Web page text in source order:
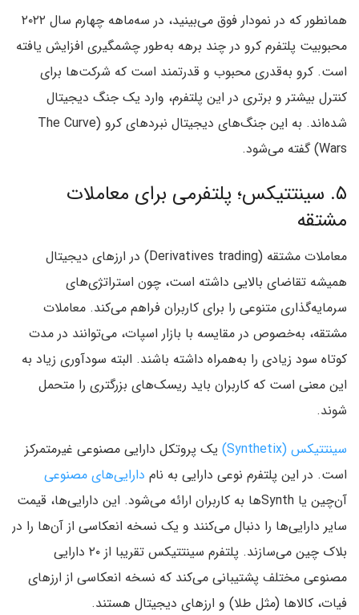
همانطور که در نمودار فوق می‌بینید، در سه‌ماهه چهارم سال ۲۰۲۲
محبوبیت پلتفرم کرو در چند برهه به‌طور چشمگیری افزایش یافته
است. کرو به‌قدری محبوب و قدرتمند است که شرکت‌ها برای
کنترل بیشتر و برتری در این پلتفرم، وارد یک جنگ دیجیتال
شده‌‌اند. به این جنگ‌های دیجیتال نبردهای کرو (The Curve
Wars) گفته می‌شود.
۵. سینتتیکس؛ پلتفرمی برای معاملات
مشتقه
معاملات مشتقه (Derivatives trading) در ارزهای دیجیتال
همیشه تقاضای بالایی داشته است، چون استراتژی‌های
سرمایه‌گذاری متنوعی را برای کاربران فراهم می‌کند. معاملات
مشتقه، به‌خصوص در مقایسه با بازار اسپات، می‌توانند در مدت
کوتاه سود زیادی را به‌همراه داشته باشند. البته سودآوری زیاد به
این معنی است که کاربران باید ریسک‌های بزرگتری را متحمل
شوند.
سینتتیکس (Synthetix)
یک پروتکل دارایی مصنوعی غیرمتمرکز
است. در این پلتفرم نوعی دارایی به نام دارایی‌های مصنوعی
آن‌چین یا Synthها به کاربران ارائه می‌شود. این دارایی‌ها، قیمت
سایر دارایی‌ها را دنبال می‌کنند و یک نسخه انعکاسی از آن‌ها را در
بلاک چین می‌سازند. پلتفرم سینتتیکس تقریبا از ۲۰ دارایی
مصنوعی مختلف پشتیبانی می‌کند که نسخه‌ انعکاسی از ارزهای
فیات، کالاها (مثل طلا) و ارزهای دیجیتال هستند.